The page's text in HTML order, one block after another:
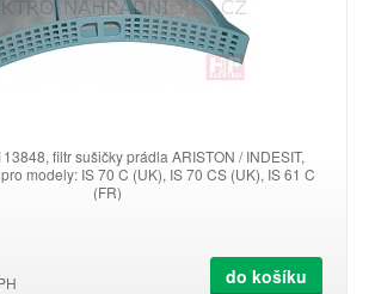
filtr sušičky prádla ARISTON / INDESIT,
modely: IS 70 C (UK), IS 70 CS (UK), IS 61 C
(FR)
do košíku